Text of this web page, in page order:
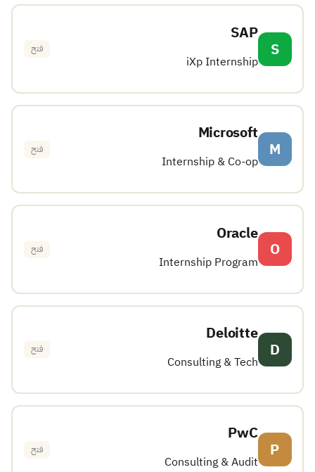
S
SAP
iXp Internship
فتح
M
Microsoft
Internship & Co-op
فتح
O
Oracle
Internship Program
فتح
D
Deloitte
Consulting & Tech
فتح
P
PwC
Consulting & Audit
فتح